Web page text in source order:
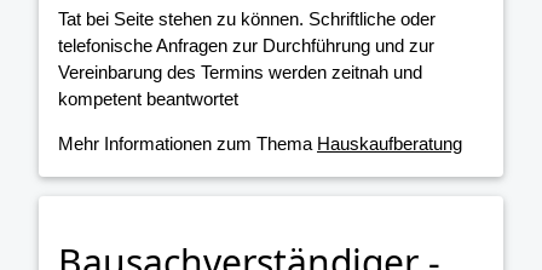
Tat bei Seite stehen zu können. Schriftliche oder
telefonische Anfragen zur Durchführung und zur
Vereinbarung des Termins werden zeitnah und
kompetent beantwortet
Mehr Informationen zum Thema Hauskaufberatung